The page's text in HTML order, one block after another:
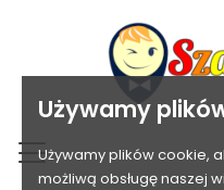
Używamy
Używamy plików cookie,
możliwą obsługę naszej